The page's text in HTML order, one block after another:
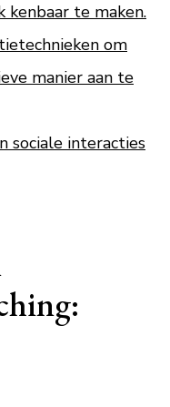
te maken.
om
manier aan te
sociale interacties